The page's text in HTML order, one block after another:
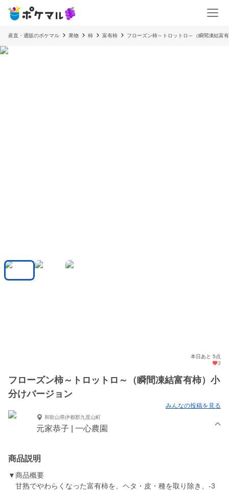
産直・通販のポケマル 果物 柿 富有柿 フローズン柿～トロットロ～（瞬間凍結富
本日あと 5点
3
フローズン柿～トロットロ～（瞬間凍結富有柿）小
分けバージョン
みんなの投稿を見る
和歌山県伊都郡九度山町
元家恭子 | 一心農園
商品説明
▼商品概要
甘熟でやわらくなった富有柿を、ヘタ・皮・種を取り除き、-3